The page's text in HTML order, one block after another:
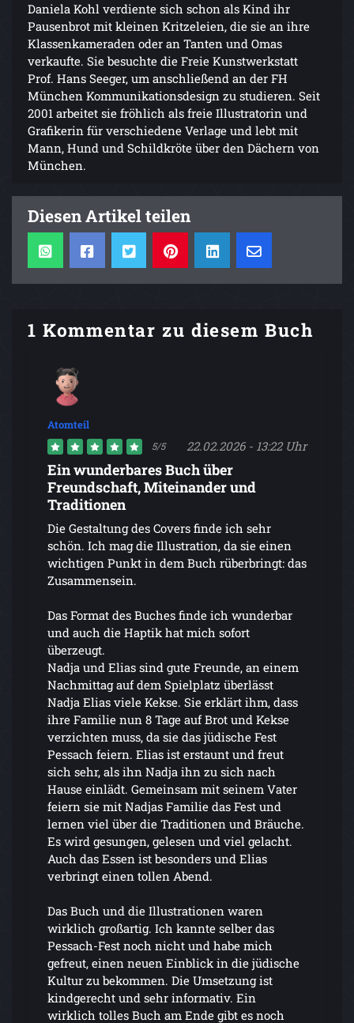
Daniela Kohl verdiente sich schon als Kind ihr
Pausenbrot mit kleinen Kritzeleien, die sie an ihre
Klassenkameraden oder an Tanten und Omas
verkaufte. Sie besuchte die Freie Kunstwerkstatt
Prof. Hans Seeger, um anschließend an der FH
München Kommunikationsdesign zu studieren. Seit
2001 arbeitet sie fröhlich als freie Illustratorin und
Grafikerin für verschiedene Verlage und lebt mit
Mann, Hund und Schildkröte über den Dächern von
München.
Diesen Artikel teilen
1 Kommentar zu diesem Buch
Atomteil
5/5 22.02.2026 - 13:22 Uhr
Ein wunderbares Buch über
Freundschaft, Miteinander und
Traditionen
Die Gestaltung des Covers finde ich sehr
schön. Ich mag die Illustration, da sie einen
wichtigen Punkt in dem Buch rüberbringt: das
Zusammensein.
Das Format des Buches finde ich wunderbar
und auch die Haptik hat mich sofort
überzeugt.
Nadja und Elias sind gute Freunde, an einem
Nachmittag auf dem Spielplatz überlässt
Nadja Elias viele Kekse. Sie erklärt ihm, dass
ihre Familie nun 8 Tage auf Brot und Kekse
verzichten muss, da sie das jüdische Fest
Pessach feiern. Elias ist erstaunt und freut
sich sehr, als ihn Nadja ihn zu sich nach
Hause einlädt. Gemeinsam mit seinem Vater
feiern sie mit Nadjas Familie das Fest und
lernen viel über die Traditionen und Bräuche.
Es wird gesungen, gelesen und viel gelacht.
Auch das Essen ist besonders und Elias
verbringt einen tollen Abend.
Das Buch und die Illustrationen waren
wirklich großartig. Ich kannte selber das
Pessach-Fest noch nicht und habe mich
gefreut, einen neuen Einblick in die jüdische
Kultur zu bekommen. Die Umsetzung ist
kindgerecht und sehr informativ. Ein
wirklich tolles Buch am Ende gibt es noch